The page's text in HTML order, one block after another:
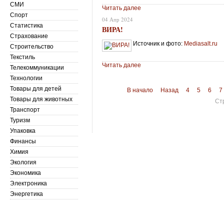
Читать далее
04 Апр 2024
ВИРА!
Источник и фото: Mediasalt.ru
Читать далее
В начало Назад 4 5 6
7
СМИ
Спорт
Статистика
Страхование
Строительство
Текстиль
Телекоммуникации
Технологии
Товары для детей
Товары для животных
Транспорт
Туризм
Упаковка
Финансы
Химия
Экология
Экономика
Электроника
Энергетика